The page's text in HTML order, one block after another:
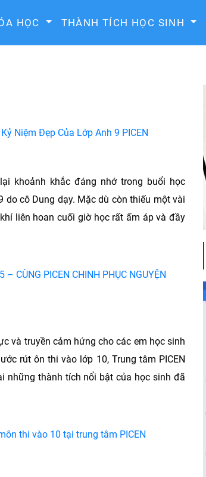
HỌC THÀNH TÍCH HỌC SINH
Niệm Đẹp Của Lớp Anh 9 PICEN
khoảnh khắc đáng nhớ trong buổi học
do cô Dung dạy. Mặc dù còn thiếu một vài
liên hoan cuối giờ học rất ấm áp và đầy
CÙNG PICEN CHINH PHỤC NGUYỆN
và truyền cảm hứng cho các em học sinh
rút ôn thi vào lớp 10, Trung tâm PICEN
những thành tích nổi bật của học sinh đã
thi vào 10 tại trung tâm PICEN